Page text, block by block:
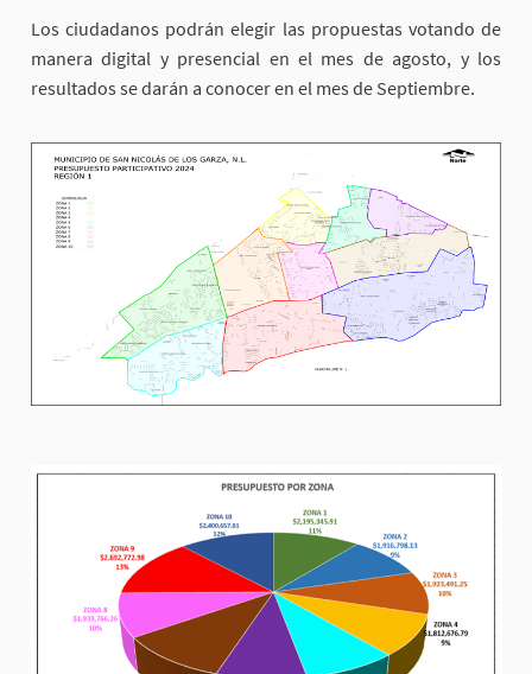
Los ciudadanos podrán elegir las propuestas votando de
manera digital y presencial en el mes de agosto, y los
resultados se darán a conocer en el mes de Septiembre.